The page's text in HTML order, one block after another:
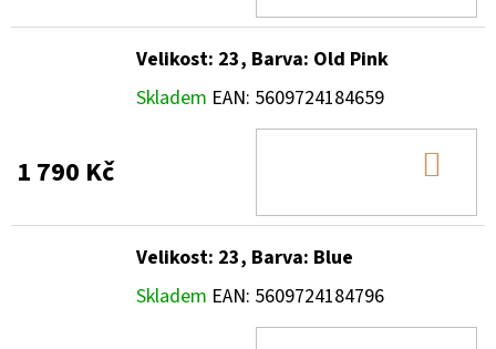
Velikost: 23, Barva: Old Pink
Skladem EAN: 5609724184659
1 790 Kč
Velikost: 23, Barva: Blue
Skladem EAN: 5609724184796